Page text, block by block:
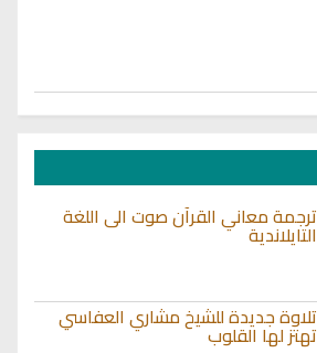
ترجمة معاني القرآن صوت الى اللغة
التايلاندية
تلاوة جديدة للشيخ مشاري العفاسي
تهتز لها القلوب